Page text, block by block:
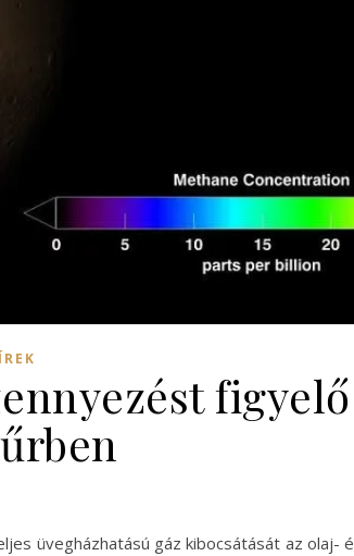
üvegházhatású gáz kibocsátását az olaj-